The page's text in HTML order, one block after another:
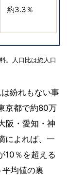
約3.3％
。人口比は総人口
紛れもない事
京都で約80万
阪・愛知・神
によれば、一
10％を超える
均値の裏